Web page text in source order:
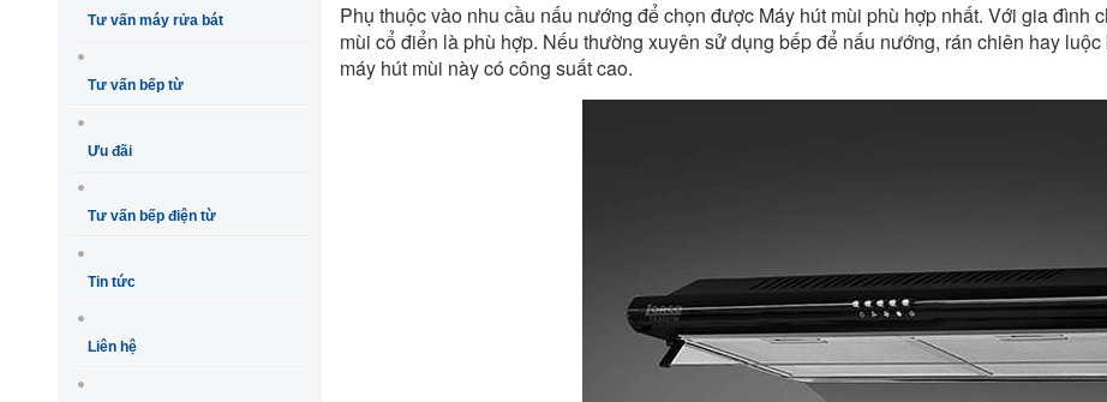
Tư vấn máy rửa bát
Tư vấn bếp từ
Ưu đãi
Tư vấn bếp điện từ
Tin tức
Liên hệ
Phụ thuộc vào nhu cầu nấu nướng để chọn được Máy hút mùi phù hợp nhất. Với gia đình
mùi cổ điển là phù hợp. Nếu thường xuyên sử dụng bếp để nấu nướng, rán chiên hay
máy hút mùi này có công suất cao.